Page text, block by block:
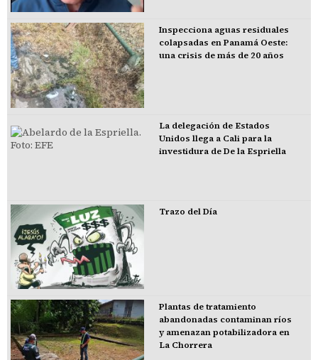
Inspecciona aguas residuales
colapsadas en Panamá Oeste:
una crisis de más de 20 años
La delegación de Estados
Unidos llega a Cali para la
investidura de De la Espriella
Trazo del Día
Plantas de tratamiento
abandonadas contaminan ríos
y amenazan potabilizadora en
La Chorrera